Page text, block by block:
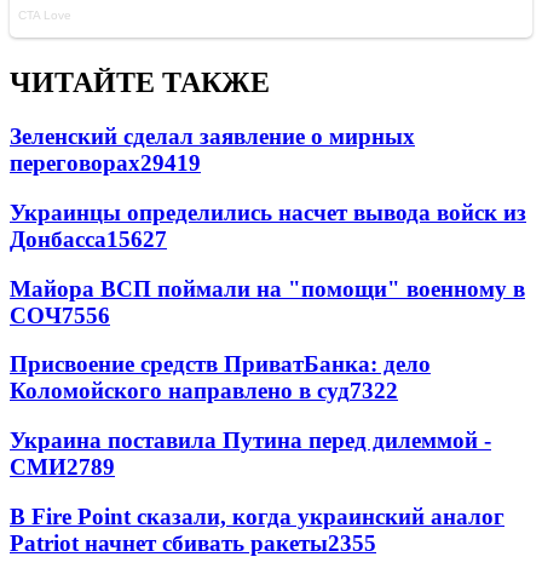
ЧИТАЙТЕ ТАКЖЕ
Зеленский сделал заявление о мирных
переговорах29419
Украинцы определились насчет вывода войск из
Донбасса15627
Майора ВСП поймали на "помощи" военному в
СОЧ7556
Присвоение средств ПриватБанка: дело
Коломойского направлено в суд7322
Украина поставила Путина перед дилеммой -
СМИ2789
В Fire Point сказали, когда украинский аналог
Patriot начнет сбивать ракеты2355